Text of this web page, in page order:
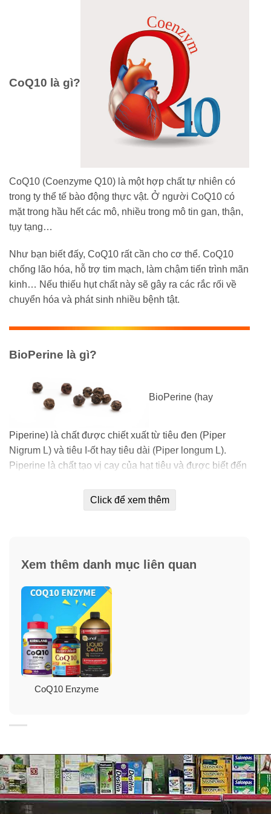
CoQ10 là gì?
CoQ10 (Coenzyme Q10) là một hợp chất tự nhiên có
trong ty thể tế bào động thực vật. Ở người CoQ10 có
mặt trong hầu hết các mô, nhiều trong mô tin gan, thận,
tụy tạng…
Như bạn biết đấy, CoQ10 rất cần cho cơ thể. CoQ10
chống lão hóa, hỗ trợ tim mạch, làm chậm tiến trình mãn
kinh… Nếu thiếu hụt chất này sẽ gây ra các rắc rối về
chuyển hóa và phát sinh nhiều bệnh tật.
BioPerine là gì?
BioPerine (hay
Piperine) là chất được chiết xuất từ tiêu đen (Piper
Nigrum L) và tiêu I-ốt hay tiêu dài (Piper longum L).
Piperine là chất tạo vị cay của hạt tiêu và được biết đến
nhiều chất dinh dưỡng. Ngoài ra, Piperine còn có
những tác dụng như tăng cường miễn dịch, ức chế khối
Doctor’s Best CoQ10 100mg
✓Giúp thúc đẩy sức khoẻ tim mạch và năng lượng tế
bào.
Giúp khôi phục CoQ10 có thể bị cạn kiệt bởi các loại
Click để xem thêm
Xem thêm danh mục liên quan
CoQ10 Enzyme